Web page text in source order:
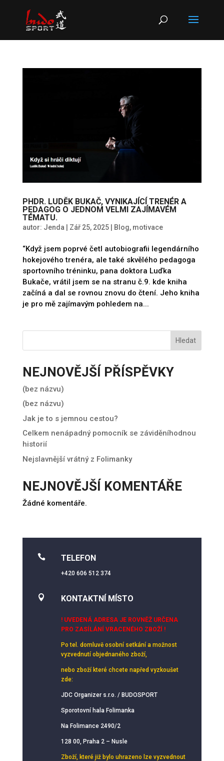
Products
search
PHDR. LUDĚK BUKAČ, VYNIKAJÍCÍ TRENÉR A
PEDAGOG O JEDNOM VELMI ZAJÍMAVÉM
TÉMATU.
autor: Jenda | Zář 25, 2025| Blog, motivace
“Když jsem poprvé četl autobiografii legendárního
hokejového trenéra, ale také skvělého pedagoga
sportovního tréninku, pana doktora Luďka
Bukače, vrátil jsem se na stranu č.9. kde kniha
začíná a dal se rovnou znovu do čtení. Jeho kniha
je pro mě zajímavým pohledem na...
Hledat
NEJNOVĚJŠÍ PŘÍSPĚVKY
(bez názvu)
(bez názvu)
Jak je to s jemnou cestou?
Celkem nenápadný pomocník se záviděníhodnou
historií
Nejslavnější vrátný z Folimanky
NEJNOVĚJŠÍ KOMENTÁŘE
Žádné komentáře.
 TELEFON
+420 606 512 374
 KONTAKTNÍ MÍSTO
! UVEDENÁ ADRESA JE ROVNĚŽ URČENA
PRO ZASÍLÁNÍ VRACENÉHO ZBOŽÍ !
Po tel. domluvě osobní setkánía možnost
vyzvednutí objednaného zboží,
nebo zboží které chcete napřed vyzkoušet
zde:
JDC Organizer s.r.o. / BUDOSPORT
Sporotovní hala Folimanka
Na Folimance 2490/2
128 00, Praha 2 – Nusle
Zboží, které již bylo uhrazeno lze vyzvednout